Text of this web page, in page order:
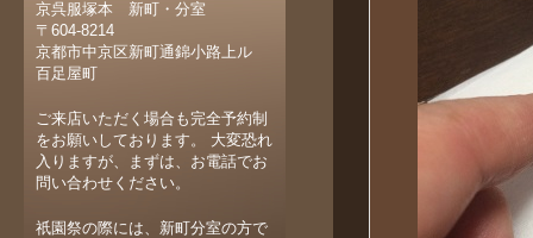
京呉服塚本 新町・分室
〒604-8214
京都市中京区新町通錦小路上ル
百足屋町
ご来店いただく場合も完全予約制
をお願いしております。 大変恐れ
入りますが、まずは、お電話でお
問い合わせください。
祇園祭の際には、新町分室の方で